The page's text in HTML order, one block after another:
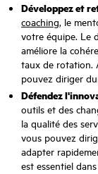
Développez et
coaching, le
votre équipe. Le
améliore la
taux de rotation.
pouvez diriger
Défendez
outils et des
la qualité des
vous pouvez
adapter
est essentiel